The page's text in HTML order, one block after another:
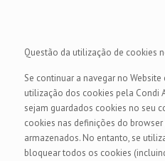
Questão da utilização de cookies
Se continuar a navegar no
utilização dos cookies pela Condi
sejam guardados cookies no seu
cookies nas definições do
armazenados. No entanto, se
bloquear todos os cookies